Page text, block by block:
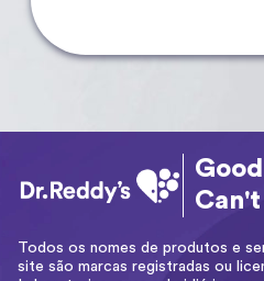
Todos os nomes de produtos e
site são marcas registradas ou